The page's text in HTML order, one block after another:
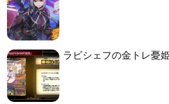
ラビシェフの金トレ憂